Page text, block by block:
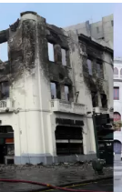
en obras